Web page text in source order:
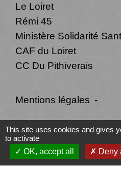
Le Loiret
Rémi 45
Ministère Solidarité
CAF du Loiret
CC Du Pithiverais
Mentions légales -
Politique de
Plan du site -
This site uses cookies and gives
to activate
OK, accept all
Deny